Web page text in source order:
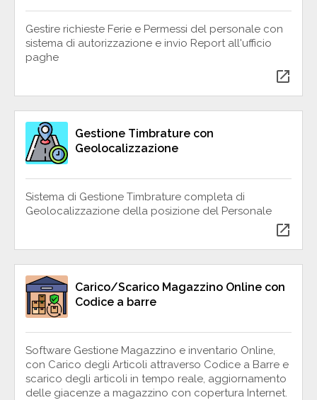
Gestire richieste Ferie e Permessi del personale con
sistema di autorizzazione e invio Report all'ufficio
paghe
open_in_new
Gestione Timbrature con
Geolocalizzazione
Sistema di Gestione Timbrature completa di
Geolocalizzazione della posizione del Personale
open_in_new
Carico/Scarico Magazzino Online con
Codice a barre
Software Gestione Magazzino e inventario Online,
con Carico degli Articoli attraverso Codice a Barre e
scarico degli articoli in tempo reale, aggiornamento
delle giacenze a magazzino con copertura Internet.